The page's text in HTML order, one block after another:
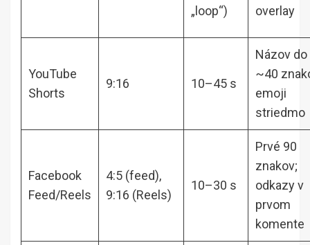
„loop“)
overlay
YouTube
Shorts
9:16 10–45 s
Názov do
~40
emoji
striedmo
Facebook
Feed/Reels
4:5 (feed),
9:16 (Reels)
10–30 s
Prvé 90
znakov;
odkazy v
prvom
komente